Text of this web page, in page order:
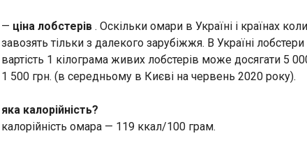
— ціна лобстерів . Оскільки омари в Україні і країнах
завозять тільки з далекого зарубіжжя. В Україні
вартість 1 кілограма живих лобстерів може досягати 5
1 500 грн. (в середньому в Києві на червень 2020 року).
яка калорійність?
калорійність омара — 119 ккал/100 грам.